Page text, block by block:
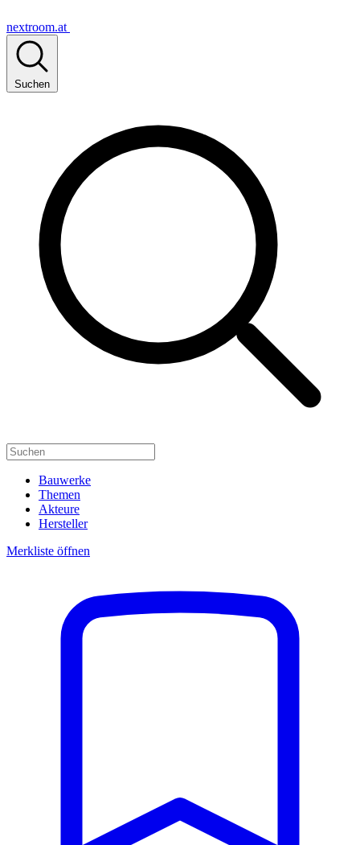
nextroom.at
Suchen
Bauwerke
Themen
Akteure
Hersteller
Merkliste öffnen